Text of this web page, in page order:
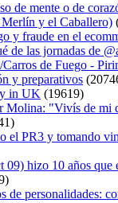
de mente o de
y el Caballero)
y fraude en el
de las jornadas de
de Fuego -
y preparativos
in UK (19619)
Molina: "Vivís de mi
el PR3 y tomando
09) hizo 10 años que
de personalidades: